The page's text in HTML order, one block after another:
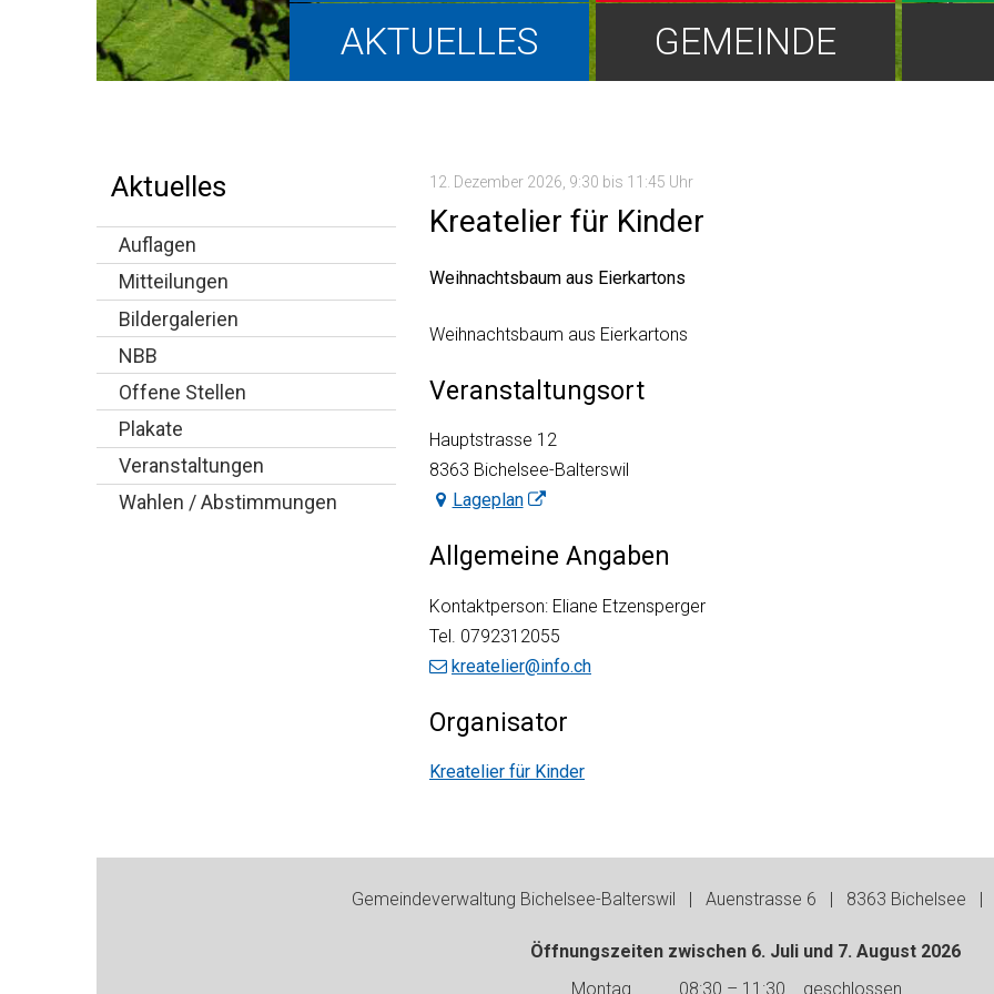
Hauptnavigation
AKTUELLES GEMEINDE
Aktuelles
Auflagen
Mitteilungen
Bildergalerien
NBB
Offene Stellen
Plakate
Veranstaltungen
Wahlen / Abstimmungen
Kreatelier für Kinder
12. Dezember 2026 , 9:30 bis 11:45 Uhr
Weihnachtsbaum aus Eierkartons
Weihnachtsbaum aus Eierkartons
Veranstaltungsort
Hauptstrasse 12
8363 Bichelsee-Balterswil
Lageplan
Allgemeine Angaben
Kontaktperson: Eliane Etzensperger
Tel. 0792312055
kreatelier@info.ch
Organisator
Kreatelier für Kinder
Gemeindeverwaltung Bichelsee-Balterswil | Auenstrasse 6 | 8363 Bichelsee |
Öffnungszeiten zwischen 6. Juli und 7. August 2026
Wochentag
Vormittag Nachmittag
Montag 08:30 – 11:30 geschlossen